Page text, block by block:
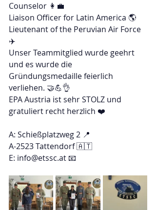
Counselor 👩‍💼
Liaison Officer for Latin America 🌎
Lieutenant of the Peruvian Air Force
✈️
Unser Teammitglied wurde geehrt
und es wurde die
Gründungsmedaille feierlich
verliehen. 🤝💪👌
EPA Austria ist sehr STOLZ und
gratuliert recht herzlich ❤️
A: Schießplatzweg 2 📍
A-2523 Tattendorf 🇦🇹
E: info@etssc.at 📧